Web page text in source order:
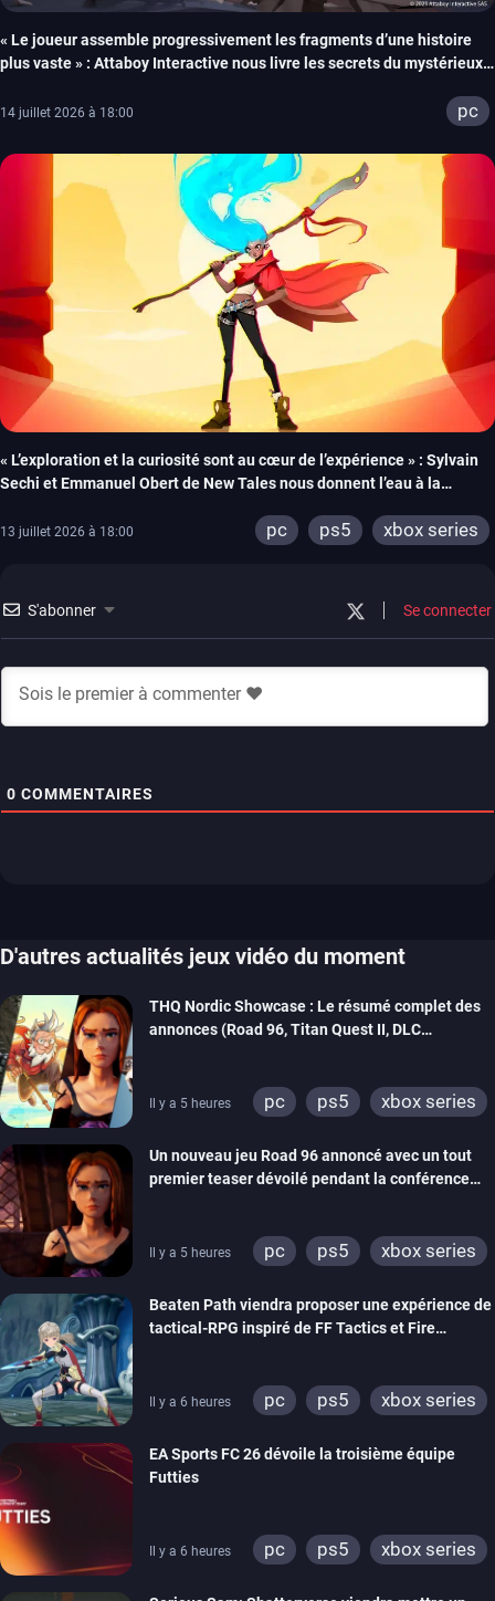
« Le joueur assemble progressivement les fragments d’une histoire
plus vaste » : Attaboy Interactive nous livre les secrets du mystérieux
14 juillet 2026 à 18:00 pc
« L’exploration et la curiosité sont au cœur de l’expérience » : Sylvain
Sechi et Emmanuel Obert de New Tales nous donnent l’eau à la
13 juillet 2026 à 18:00 pc ps5 xbox series
S'abonner Se connecter
0 COMMENTAIRES
D'autres actualités jeux vidéo du moment
THQ Nordic Showcase : Le résumé complet des
annonces (Road 96, Titan Quest II, DLC
Il y a 5 heures pc ps5
xbox series
xbox one
switch 2
Un nouveau jeu Road 96 annoncé avec un tout
premier teaser dévoilé pendant la conférence
Il y a 5 heures pc ps5
xbox series
xbox one
Beaten Path viendra proposer une expérience de
tactical-RPG inspiré de FF Tactics et Fire
Il y a 6 heures pc ps5
xbox series
EA Sports FC 26 dévoile la troisième équipe
Futties
Il y a 6 heures pc ps5
xbox series